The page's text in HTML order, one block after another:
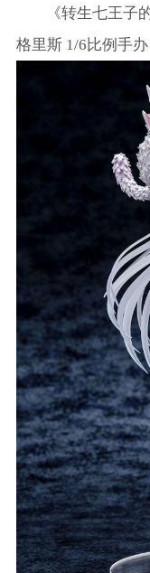
《转生七王子
格里斯 1/6比例手